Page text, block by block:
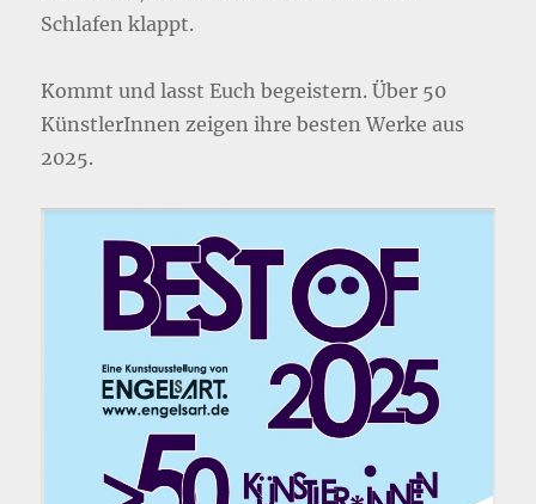
Schlafen klappt.
Kommt und lasst Euch begeistern. Über 50
KünstlerInnen zeigen ihre besten Werke aus
2025.